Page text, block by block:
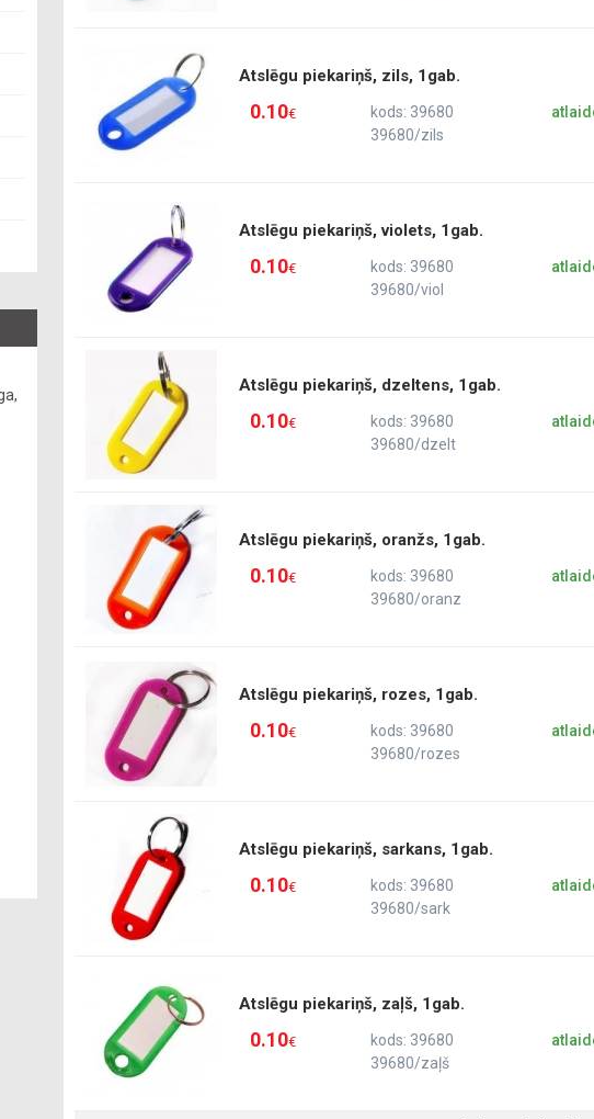
Atslēgu piekariņš, zils, 1gab.
0.10€
kods: 39680
39680/zils
Atslēgu piekariņš, violets, 1gab.
0.10€
kods: 39680
39680/viol
Atslēgu piekariņš, dzeltens, 1gab.
0.10€
kods: 39680
39680/dzelt
Atslēgu piekariņš, oranžs, 1gab.
0.10€
kods: 39680
39680/oranz
Atslēgu piekariņš, rozes, 1gab.
0.10€
kods: 39680
39680/rozes
Atslēgu piekariņš, sarkans, 1gab.
0.10€
kods: 39680
39680/sark
Atslēgu piekariņš, zaļš, 1gab.
0.10€
kods: 39680
39680/zaļš